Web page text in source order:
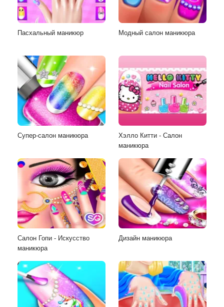
Пасхальный маникюр Модный салон маникюра
Супер-салон маникюра
Хэлло Китти - Салон
маникюра
Салон Гопи - Искусство
маникюра
Дизайн маникюра